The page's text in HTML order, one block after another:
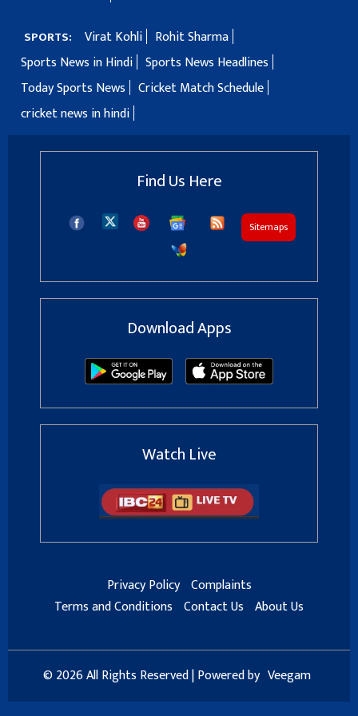
SPORTS: Virat Kohli
Rohit Sharma
Sports News in Hindi Sports News Headlines
Today Sports News
Cricket Match Schedule
cricket news in hindi
Find Us Here
Sitemaps
Download Apps
Watch Live
Privacy Policy Complaints
Terms and Conditions Contact Us About Us
© 2026 All Rights Reserved | Powered by Veegam